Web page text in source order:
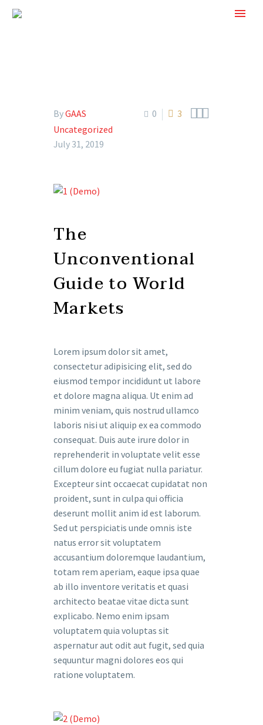
0 3 
ByGAAS
Uncategorized
July 31, 2019
The
Unconventional
Guide to World
Markets
Lorem ipsum dolor sit amet,
consectetur adipisicing elit, sed do
eiusmod tempor incididunt ut labore
et dolore magna aliqua. Ut enim ad
minim veniam, quis nostrud ullamco
laboris nisi ut aliquip ex ea commodo
consequat. Duis aute irure dolor in
reprehenderit in voluptate velit esse
cillum dolore eu fugiat nulla pariatur.
Excepteur sint occaecat cupidatat non
proident, sunt in culpa qui officia
deserunt mollit anim id est laborum.
Sed ut perspiciatis unde omnis iste
natus error sit voluptatem
accusantium doloremque laudantium,
totam rem aperiam, eaque ipsa quae
ab illo inventore veritatis et quasi
architecto beatae vitae dicta sunt
explicabo. Nemo enim ipsam
voluptatem quia voluptas sit
aspernatur aut odit aut fugit, sed quia
sequuntur magni dolores eos qui
ratione voluptatem.